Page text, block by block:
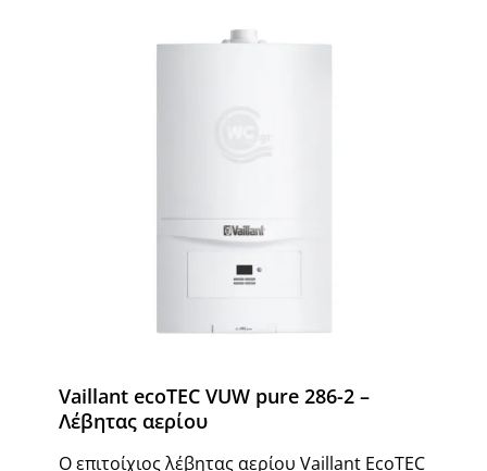
Vaillant ecoTEC VUW pure 286-2 –
Λέβητας αερίου
Ο επιτοίχιος λέβητας αερίου Vaillant EcoTEC